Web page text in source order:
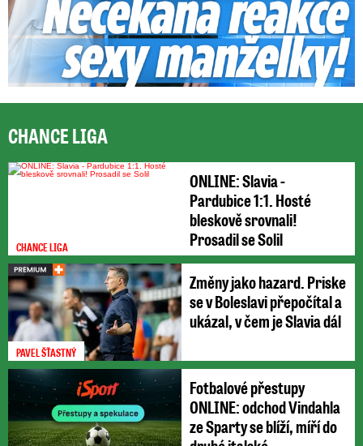
CHANCE LIGA
CHANCE LIGA
ONLINE: Slavia -
Pardubice 1:1. Hosté
bleskově srovnali!
Prosadil se Solil
PAVEL ŠŤASTNÝ
Změny jako hazard. Priske
se v Boleslavi přepočítal a
ukázal, v čem je Slavia dál
Fotbalové přestupy
ONLINE: odchod Vindahla
ze Sparty se blíží, míří do